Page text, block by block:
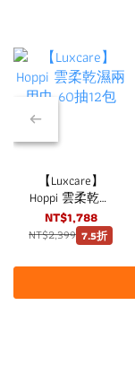
【Luxcare】
Hoppi 雲柔乾濕
兩用巾 60抽12
包
NT$1,788
NT$2,399 7.5折